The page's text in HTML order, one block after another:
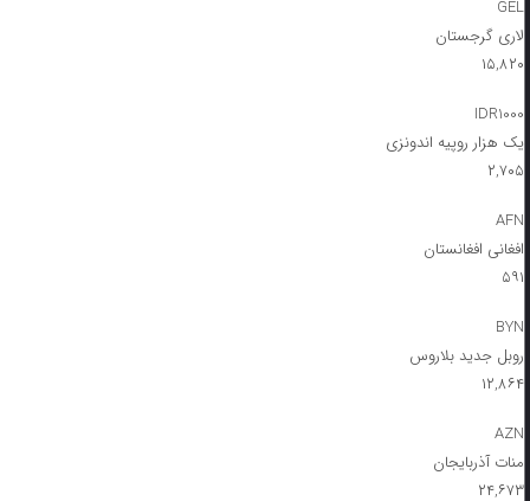
GEL
لاری گرجستان
۱۵,۸۲۰
IDR1000
یک هزار روپیه اندونزی
۲,۷۰۵
AFN
افغانی افغانستان
۵۹۱
BYN
روبل جدید بلاروس
۱۲,۸۶۴
AZN
منات آذربایجان
۲۴,۶۷۳